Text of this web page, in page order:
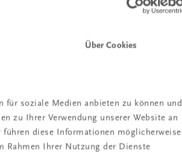
Über Cookies
für soziale Medien anbieten zu können und
zu Ihrer Verwendung unserer Website an
führen diese Informationen möglicherweise
Rahmen Ihrer Nutzung der Dienste